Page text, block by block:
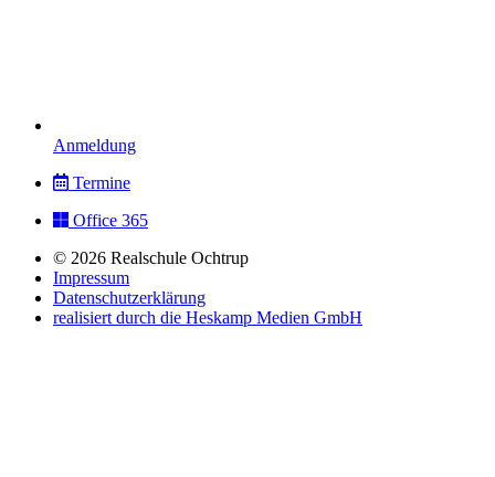
Anmeldung
Termine
Office 365
© 2026 Realschule Ochtrup
Impressum
Datenschutzerklärung
realisiert durch die Heskamp Medien GmbH